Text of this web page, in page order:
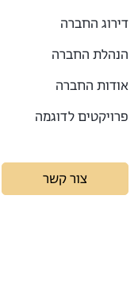
דירוג החברה
הנהלת החברה
אודות החברה
פרויקטים לדוגמה
צור קשר